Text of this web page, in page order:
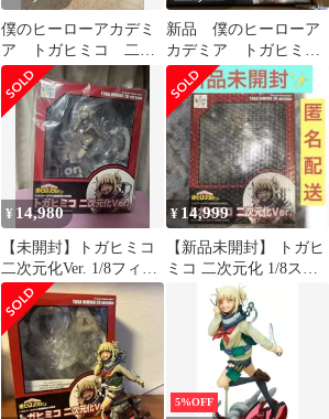
僕のヒーローアカデミ
ア トガヒミコ 二次
元化Ver. 1/8 完成品フィ
ギュア
新品 僕のヒーローア
カデミア トガヒミ
コ 二次元彩色 ベル
ファイン フィギュア
¥ 14,980
【未開封】トガヒミコ
二次元化Ver. 1/8フィギ
ュア
¥ 14,999
【新品未開封】 トガヒ
ミコ 二次元化 1/8スケ
ールPVC製塗装済み完
5%OFF